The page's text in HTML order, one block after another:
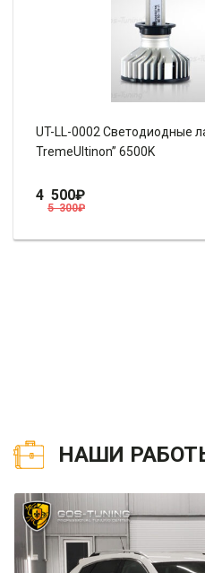
UT-LL-0002 Светодиодные
TremeUltinon” 6500K
5 300₽
4 500₽
НАШИ